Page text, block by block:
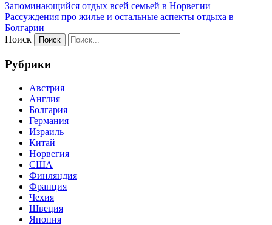
Запоминающийся отдых всей семьей в Норвегии
Рассуждения про жилье и остальные аспекты отдыха в
Болгарии
Поиск
Рубрики
Австрия
Англия
Болгария
Германия
Израиль
Китай
Норвегия
США
Финляндия
Франция
Чехия
Швеция
Япония